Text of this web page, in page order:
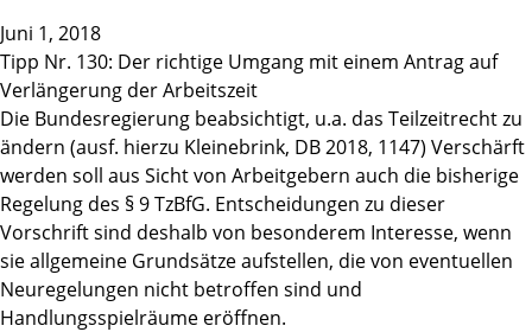
Juni 1, 2018
Tipp Nr. 130: Der richtige Umgang mit einem Antrag auf
Verlängerung der Arbeitszeit
Die Bundesregierung beabsichtigt, u.a. das Teilzeitrecht zu
ändern (ausf. hierzu Kleinebrink, DB 2018, 1147) Verschärft
werden soll aus Sicht von Arbeitgebern auch die bisherige
Regelung des § 9 TzBfG. Entscheidungen zu dieser
Vorschrift sind deshalb von besonderem Interesse, wenn
sie allgemeine Grundsätze aufstellen, die von eventuellen
Neuregelungen nicht betroffen sind und
Handlungsspielräume eröffnen.